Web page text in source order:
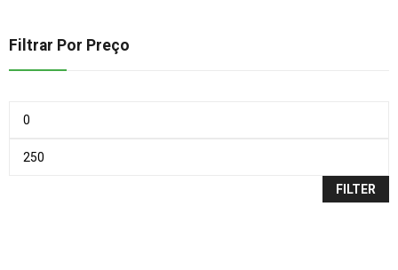
Filtrar Por Preço
FILTER